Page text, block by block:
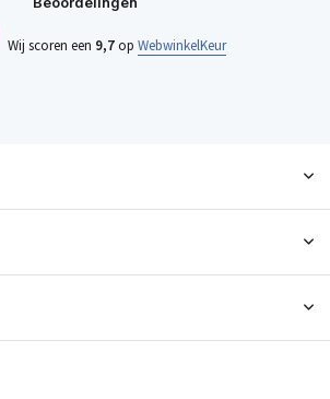
Wij scoren een 9,7op WebwinkelKeur